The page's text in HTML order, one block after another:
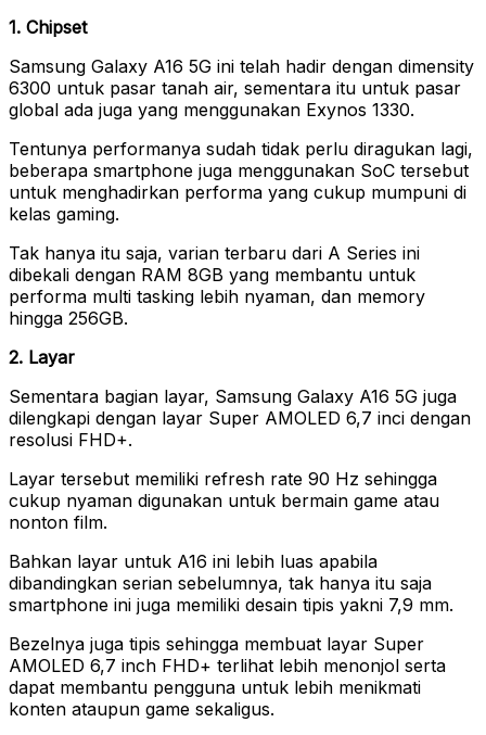
1. Chipset
Samsung Galaxy A16 5G ini telah hadir dengan dimensity
6300 untuk pasar tanah air, sementara itu untuk pasar
global ada juga yang menggunakan Exynos 1330.
Tentunya performanya sudah tidak perlu diragukan lagi,
beberapa smartphone juga menggunakan SoC tersebut
untuk menghadirkan performa yang cukup mumpuni di
kelas gaming.
Tak hanya itu saja, varian terbaru dari A Series ini
dibekali dengan RAM 8GB yang membantu untuk
performa multi tasking lebih nyaman, dan memory
hingga 256GB.
2. Layar
Sementara bagian layar, Samsung Galaxy A16 5G juga
dilengkapi dengan layar Super AMOLED 6,7 inci dengan
resolusi FHD+.
Layar tersebut memiliki refresh rate 90 Hz sehingga
cukup nyaman digunakan untuk bermain game atau
nonton film.
Bahkan layar untuk A16 ini lebih luas apabila
dibandingkan serian sebelumnya, tak hanya itu saja
smartphone ini juga memiliki desain tipis yakni 7,9 mm.
Bezelnya juga tipis sehingga membuat layar Super
AMOLED 6,7 inch FHD+ terlihat lebih menonjol serta
dapat membantu pengguna untuk lebih menikmati
konten ataupun game sekaligus.